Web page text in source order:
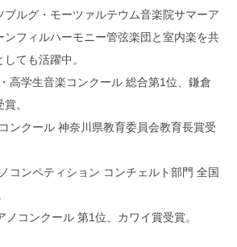
ルグ・モーツァルテウム音楽院サマーア
ンフィルハーモニー管弦楽団と室内楽を共
ても活躍中。
高学生音楽コンクール 総合第1位、鎌倉
。
ンクール 神奈川県教育委員会教育長賞受
コンペティション コンチェルト部門 全国
コンクール 第1位、カワイ賞受賞。